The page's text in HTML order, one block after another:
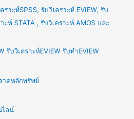
ราะห์SPSS, รับวิเคราะห์ EVIEW, รับ
ะห์ STATA , รับวิเคราะห์ AMOS และ
รับวิเคราะห์EVIEW รับทำEVIEW
าดหลักทรัพย์
ไลน์